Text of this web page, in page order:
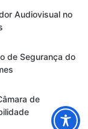
Audiovisual no
de Segurança do
de